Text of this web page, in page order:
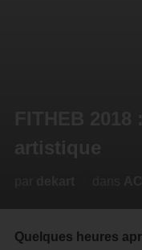
Quelques heures